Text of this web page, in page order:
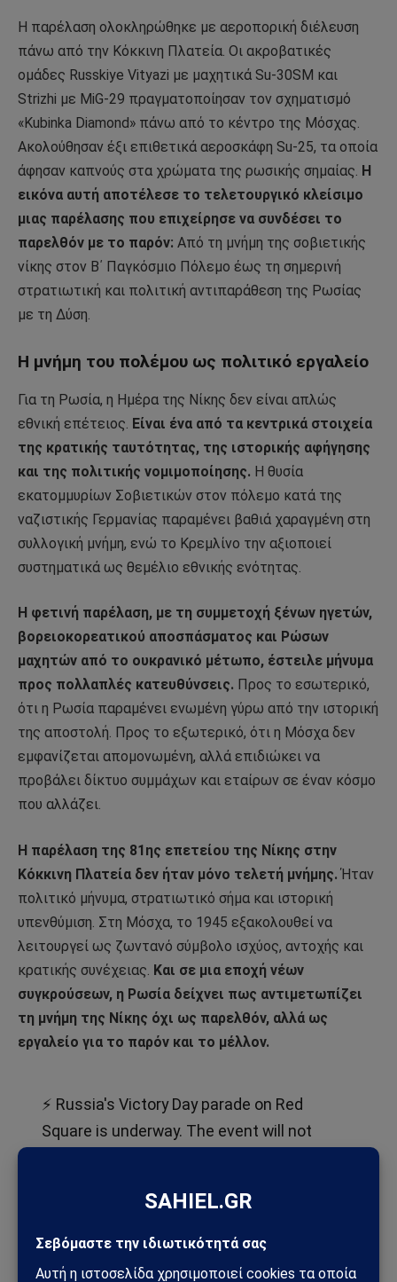
Η παρέλαση ολοκληρώθηκε με αεροπορική διέλευση
πάνω από την Κόκκινη Πλατεία. Οι ακροβατικές
ομάδες Russkiye Vityazi με μαχητικά Su-30SM και
Strizhi με MiG-29 πραγματοποίησαν τον σχηματισμό
«Kubinka Diamond» πάνω από το κέντρο της Μόσχας.
Ακολούθησαν έξι επιθετικά αεροσκάφη Su-25, τα οποία
άφησαν καπνούς στα χρώματα της ρωσικής σημαίας. Η
εικόνα αυτή αποτέλεσε το τελετουργικό κλείσιμο
μιας παρέλασης που επιχείρησε να συνδέσει το
παρελθόν με το παρόν: Από τη μνήμη της σοβιετικής
νίκης στον Β΄ Παγκόσμιο Πόλεμο έως τη σημερινή
στρατιωτική και πολιτική αντιπαράθεση της Ρωσίας
με τη Δύση.
Η μνήμη του πολέμου ως πολιτικό εργαλείο
Για τη Ρωσία, η Ημέρα της Νίκης δεν είναι απλώς
εθνική επέτειος. Είναι ένα από τα κεντρικά στοιχεία
της κρατικής ταυτότητας, της ιστορικής αφήγησης
και της πολιτικής νομιμοποίησης. Η θυσία
εκατομμυρίων Σοβιετικών στον πόλεμο κατά της
ναζιστικής Γερμανίας παραμένει βαθιά χαραγμένη στη
συλλογική μνήμη, ενώ το Κρεμλίνο την αξιοποιεί
συστηματικά ως θεμέλιο εθνικής ενότητας.
Η φετινή παρέλαση, με τη συμμετοχή ξένων ηγετών,
βορειοκορεατικού αποσπάσματος και Ρώσων
μαχητών από το ουκρανικό μέτωπο, έστειλε μήνυμα
προς πολλαπλές κατευθύνσεις. Προς το εσωτερικό,
ότι η Ρωσία παραμένει ενωμένη γύρω από την ιστορική
της αποστολή. Προς το εξωτερικό, ότι η Μόσχα δεν
εμφανίζεται απομονωμένη, αλλά επιδιώκει να
προβάλει δίκτυο συμμάχων και εταίρων σε έναν κόσμο
που αλλάζει.
Η παρέλαση της 81ης επετείου της Νίκης στην
Κόκκινη Πλατεία δεν ήταν μόνο τελετή μνήμης. Ήταν
πολιτικό μήνυμα, στρατιωτικό σήμα και ιστορική
υπενθύμιση. Στη Μόσχα, το 1945 εξακολουθεί να
λειτουργεί ως ζωντανό σύμβολο ισχύος, αντοχής και
κρατικής συνέχειας. Και σε μια εποχή νέων
συγκρούσεων, η Ρωσία δείχνει πως αντιμετωπίζει
τη μνήμη της Νίκης όχι ως παρελθόν, αλλά ως
εργαλείο για το παρόν και το μέλλον.
⚡ Russia's Victory Day parade on Red
Square is underway. The event will not
Follow along here:
https://t.co/tlKxGa14Tb
pic.twitter.com/keYSQ7nlpk